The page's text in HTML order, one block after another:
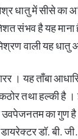
धातु में सीसे का
संभव है यह माना
वाली यह धातु
। यह ताँबा
तथा हल्की है
का गुण है
डॉ. बी.